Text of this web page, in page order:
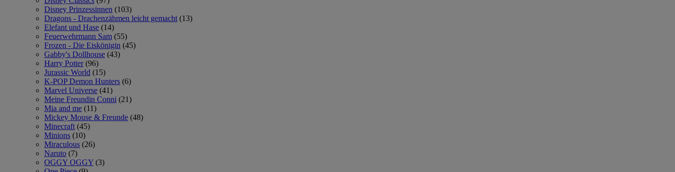
Disney Prinzessinnen (103)
Dragons - Drachenzähmen leicht gemacht (13)
Elefant und Hase (14)
Feuerwehrmann Sam (55)
Frozen - Die Eiskönigin (45)
Gabby's Dollhouse (43)
Harry Potter (96)
Jurassic World (15)
K-POP Demon Hunters (6)
Marvel Universe (41)
Meine Freundin Conni (21)
Mia and me (11)
Mickey Mouse & Freunde (48)
Minecraft (45)
Minions (10)
Miraculous (26)
Naruto (7)
OGGY OGGY (3)